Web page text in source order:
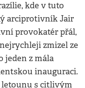
kde v tuto
arciprotivník Jair
provokatér přál,
zmizel ze
jeden z mála
inauguraci.
letounu s citlivým